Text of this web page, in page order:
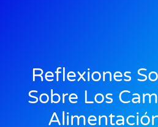
Reflexiones
Sobre Los